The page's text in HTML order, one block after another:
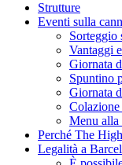
Strutture
Eventi sulla
Sorteggio
Vantaggi
Giornata
Spuntino
Giornata
Menu alla
Perché The
Legalità a